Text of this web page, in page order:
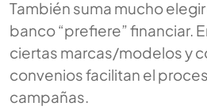
También suma mucho
banco “prefiere” financiar.
ciertas marcas/modelos y
convenios facilitan el
campañas.